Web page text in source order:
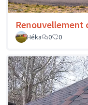
Renouvellement
Héka
0 0